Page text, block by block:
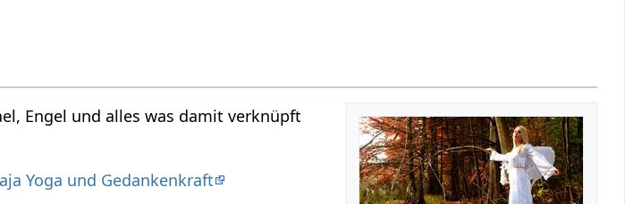
Engel und alles was damit verknüpft
Yoga und Gedankenkraft